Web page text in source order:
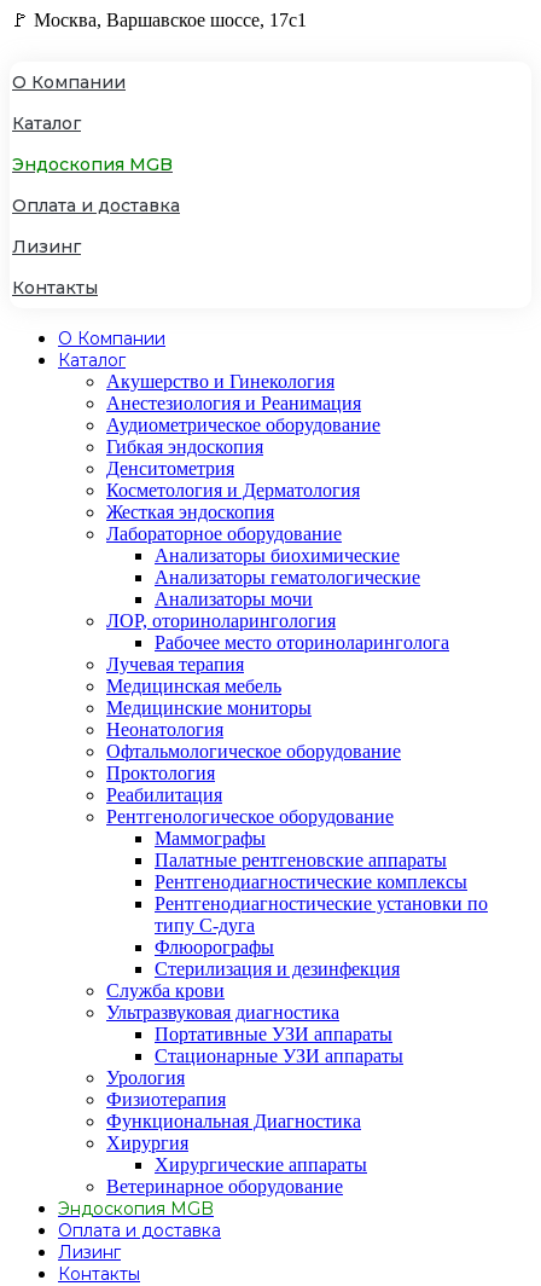
🚩 Москва, Варшавское шоссе, 17с1
О Компании
Каталог
Эндоскопия MGB
Оплата и доставка
Лизинг
Контакты
О Компании
Каталог
Акушерство и Гинекология
Анестезиология и Реанимация
Аудиометрическое оборудование
Гибкая эндоскопия
Денситометрия
Косметология и Дерматология
Жесткая эндоскопия
Лабораторное оборудование
Анализаторы биохимические
Анализаторы гематологические
Анализаторы мочи
ЛОР, оториноларингология
Рабочее место оториноларинголога
Лучевая терапия
Медицинская мебель
Медицинские мониторы
Неонатология
Офтальмологическое оборудование
Проктология
Реабилитация
Рентгенологическое оборудование
Маммографы
Палатные рентгеновские аппараты
Рентгенодиагностические комплексы
Рентгенодиагностические установки по
типу С-дуга
Флюорографы
Стерилизация и дезинфекция
Служба крови
Ультразвуковая диагностика
Портативные УЗИ аппараты
Стационарные УЗИ аппараты
Урология
Физиотерапия
Функциональная Диагностика
Хирургия
Хирургические аппараты
Ветеринарное оборудование
Эндоскопия MGB
Оплата и доставка
Лизинг
Контакты